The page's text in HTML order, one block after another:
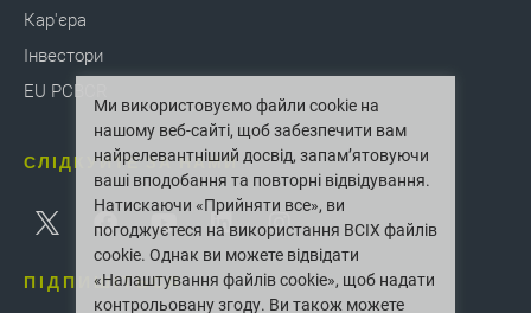
Кар'єра
Інвестори
EU PCBCR
СЛІДКУЙТЕ ЗА НАМИ
ПІДПИШІТЬСЯ
Ми використовуємо файли cookie на
нашому веб-сайті, щоб забезпечити вам
найрелевантніший досвід, запам’ятовуючи
ваші вподобання та повторні відвідування.
Натискаючи «Прийняти все», ви
погоджуєтеся на використання ВСІХ файлів
cookie. Однак ви можете відвідати
«Налаштування файлів cookie», щоб надати
контрольовану згоду. Ви також можете